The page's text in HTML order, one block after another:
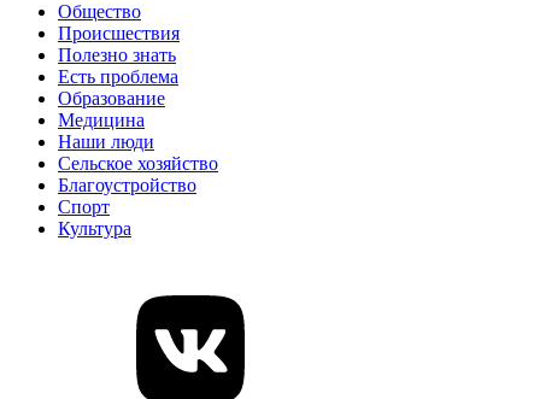
Общество
Происшествия
Полезно знать
Есть проблема
Образование
Медицина
Наши люди
Сельское хозяйство
Благоустройство
Спорт
Культура